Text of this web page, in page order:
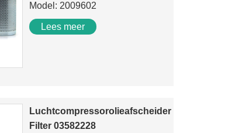
Model: 2009602
Lees meer
Luchtcompressorolieafscheider
Filter 03582228